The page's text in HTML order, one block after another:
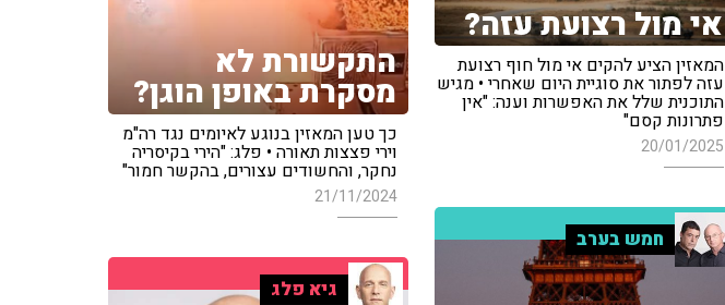
אי מול רצועת עזה?
המאזין הציע להקים אי מול חוף רצועת
עזה לפתור את סוגיית היום שאחרי • מגיש
התוכנית שלל את האפשרות וענה: "אין
פתרונות קסם"
20/01/2025
התקשורת לא
מסקרת באופן הוגן?
כך טען המאזין בנוגע לאיומים נגד רה"מ
וירי פצצות תאורה • פלג: "הירי בקיסריה
נחקר, והחשודים עצורים, בהקשר חמור"
21/11/2024
חמש בערב
גיא פלג